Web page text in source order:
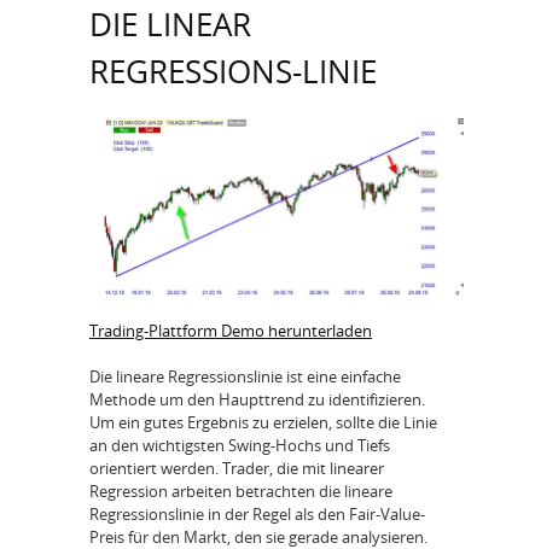
DIE LINEAR
REGRESSIONS-LINIE
Trading-Plattform Demo herunterladen
Die lineare Regressionslinie ist eine einfache
Methode um den Haupttrend zu identifizieren.
Um ein gutes Ergebnis zu erzielen, sollte die Linie
an den wichtigsten Swing-Hochs und Tiefs
orientiert werden. Trader, die mit linearer
Regression arbeiten betrachten die lineare
Regressionslinie in der Regel als den Fair-Value-
Preis für den Markt, den sie gerade analysieren.